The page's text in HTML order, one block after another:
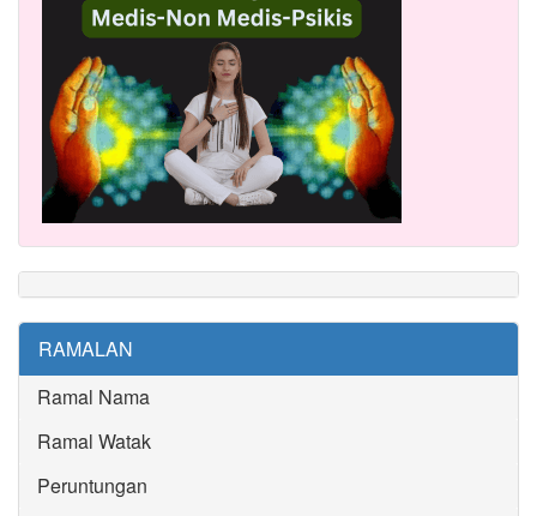
RAMALAN
Ramal Nama
Ramal Watak
Peruntungan